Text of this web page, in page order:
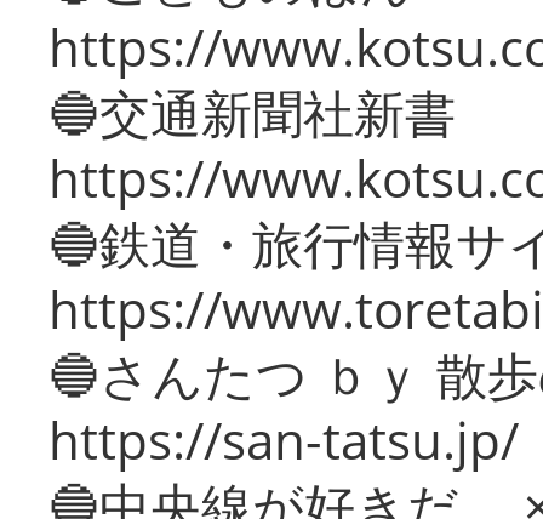
https://
🔵交通新聞社新書
https://
🔵鉄道・旅行情報サ
https://
🔵さんたつ ｂｙ 散
https://san-tatsu.jp/